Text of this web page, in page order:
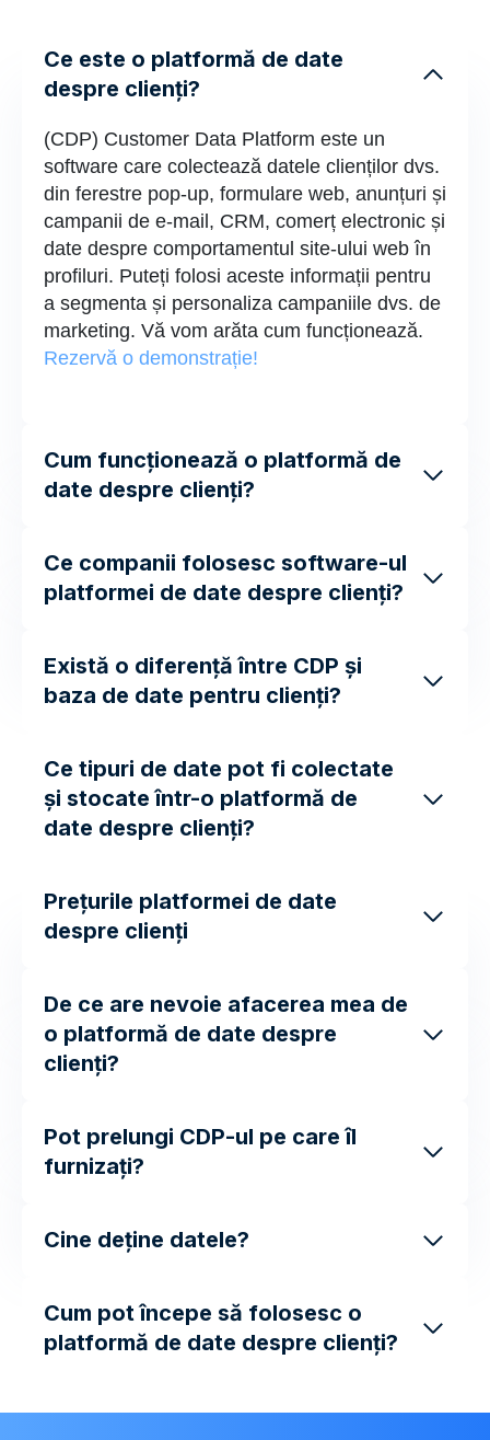
Ce este o platformă de date
despre clienți?
(CDP) Customer Data Platform este un
software care colectează datele clienților dvs.
din ferestre pop-up, formulare web, anunțuri și
campanii de e-mail, CRM, comerț electronic și
date despre comportamentul site-ului web în
profiluri. Puteți folosi aceste informații pentru
a segmenta și personaliza campaniile dvs. de
marketing. Vă vom arăta cum funcționează.
Rezervă o demonstrație!
Cum funcționează o platformă de
date despre clienți?
Ce companii folosesc software-ul
platformei de date despre clienți?
Există o diferență între CDP și
baza de date pentru clienți?
Ce tipuri de date pot fi colectate
și stocate într-o platformă de
date despre clienți?
Prețurile platformei de date
despre clienți
De ce are nevoie afacerea mea de
o platformă de date despre
clienți?
Pot prelungi CDP-ul pe care îl
furnizați?
Cine deține datele?
Cum pot începe să folosesc o
platformă de date despre clienți?